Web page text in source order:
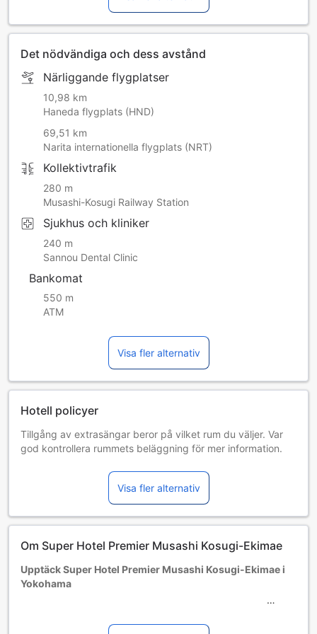
Det nödvändiga och dess avstånd
Närliggande flygplatser
10,98 km
Haneda flygplats (HND)
69,51 km
Narita internationella flygplats (NRT)
Kollektivtrafik
280 m
Musashi-Kosugi Railway Station
Sjukhus och kliniker
240 m
Sannou Dental Clinic
Bankomat
550 m
ATM
Visa fler alternativ
Hotell policyer
Tillgång av extrasängar beror på vilket rum du väljer. Var
god kontrollera rummets beläggning för mer information.
Visa fler alternativ
Om Super Hotel Premier Musashi Kosugi-Ekimae
Upptäck Super Hotel Premier Musashi Kosugi-Ekimae i
Yokohama
ett modernt och bekvämt 3-stjärnigt hotell som invigdes